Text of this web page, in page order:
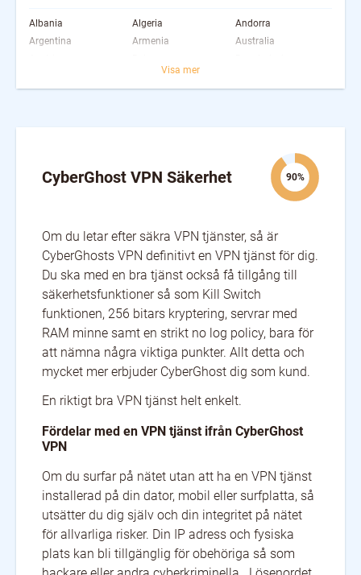
Albania Algeria
Andorra
Argentina
Armenia
Australia
Belgium
Herzegovina
Estonia
Falkland Islands [Islas
Hungary
Iceland
India
Indonesia
Iran
Ireland
Isle of Man
Israel
Italy
Japan
Kazakhstan
Kenya
Latvia
Liechtenstein
Lithuania
Luxembourg
Macau
Macedonia [FYROM]
Malaysia
Malta
Mexico
Monaco
Mongolia
New Zealand
Nigeria
Norway
Poland
Portugal
Qatar
Romania
Serbia
Singapore
Slovakia
Slovenia
South Africa
South Korea
Sri Lanka
Sweden
Taiwan
Thailand
Turkey
Ukraine
United Arab Emirates
United Kingdom
United States
Venezuela
Visa mer
CyberGhost VPN Säkerhet 90%
Om du letar efter säkra VPN tjänster, så är
CyberGhosts VPN definitivt en VPN tjänst för dig.
Du ska med en bra tjänst också få tillgång till
säkerhetsfunktioner så som Kill Switch
funktionen, 256 bitars kryptering, servrar med
RAM minne samt en strikt no log policy, bara för
att nämna några viktiga punkter. Allt detta och
mycket mer erbjuder CyberGhost dig som kund.
En riktigt bra VPN tjänst helt enkelt.
Fördelar med en VPN tjänst ifrån CyberGhost
VPN
Om du surfar på nätet utan att ha en VPN tjänst
installerad på din dator, mobil eller surfplatta, så
utsätter du dig själv och din integritet på nätet
för allvarliga risker. Din IP adress och fysiska
plats kan bli tillgänglig för obehöriga så som